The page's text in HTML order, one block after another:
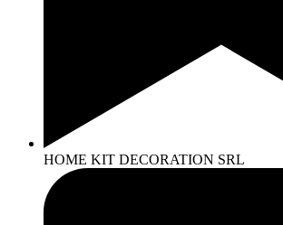
HOME KIT DECORATION SRL